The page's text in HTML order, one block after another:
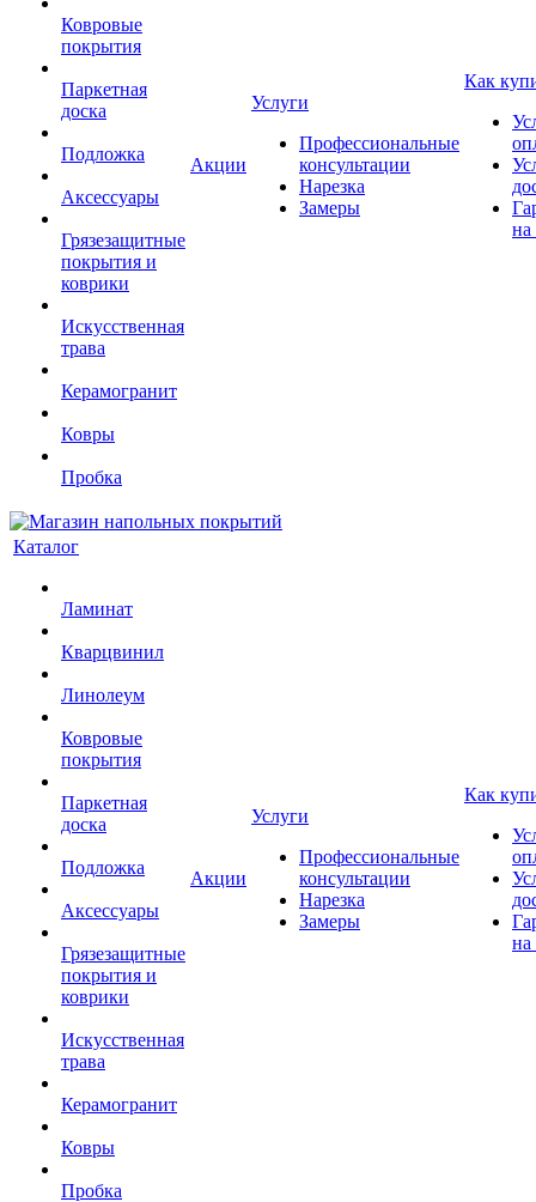
Ковровые
покрытия
Паркетная
доска
Подложка
Аксессуары
Грязезащитные
покрытия и
коврики
Искусственная
трава
Керамогранит
Ковры
Пробка
Акции
Услуги
Профессиональные
консультации
Нарезка
Замеры
Как
на
Каталог
Ламинат
Кварцвинил
Линолеум
Ковровые
покрытия
Паркетная
доска
Подложка
Аксессуары
Грязезащитные
покрытия и
коврики
Искусственная
трава
Керамогранит
Ковры
Пробка
Акции
Услуги
Профессиональные
консультации
Нарезка
Замеры
Как
на